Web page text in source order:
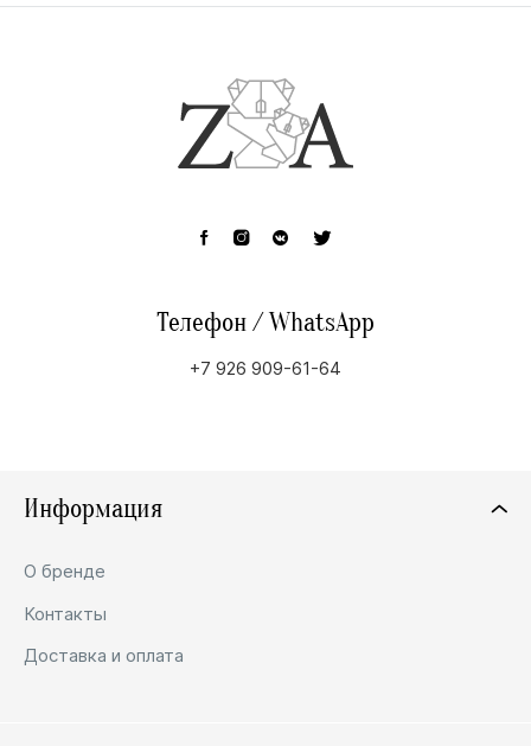
Телефон / WhatsApp
+7 926 909-61-64
Информация
О бренде
Контакты
Доставка и оплата